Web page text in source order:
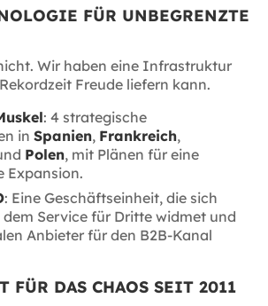
FÜR UNBEGRENZTE
Wir haben eine Infrastruktur
Freude liefern kann.
: 4 strategische
in Spanien, Frankreich,
Polen, mit Plänen für eine
Expansion.
: Eine Geschäftseinheit, die sich
Service für Dritte widmet und
Anbieter für den B2B-Kanal
FÜR DAS CHAOS SEIT 2011